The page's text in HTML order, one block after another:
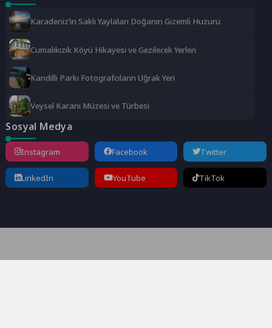
Karadeniz’in Saklı Yaylaları Doğanın Gizemli Huzuru
Cumalıkızık Köyü Hikayesi ve Gezilecek Yerleri
Kandilli Parkı Fotografcıların Uğrak Yeri
Veysel Karani Müzesi ve Türbesi
Sosyal Medya
Instagram Facebook Twitter
LinkedIn YouTube TikTok